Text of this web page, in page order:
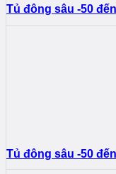
Tủ đông sâu -50
Tủ đông sâu -50